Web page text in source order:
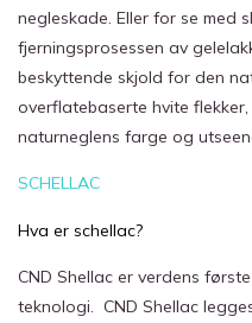
negleskade. Eller for se med
fjerningsprosessen av
beskyttende skjold for den
overflatebaserte hvite
naturneglens farge og
SCHELLAC
Hva er schellac?
CND Shellac er verdens
teknologi. CND Shellac